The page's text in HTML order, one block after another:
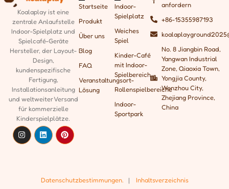
Koalaplay ist eine
zentrale Anlaufstelle
Indoor-Spielplatz und
Spielcafé-Geräte
Hersteller, der Layout-
Design,
kundenspezifische
Fertigung,
Installationsanleitung
und weltweiter Versand
für kommerzielle
Kinderspielplätze.
Startseite
Produkt
Über uns
Blog
FAQ
Veranstaltungsort-
Lösung
Indoor-
Spielplatz
Weiches
Spiel
Kinder-Café
mit Indoor-
Spielbereich
Rollenspielbereiche
Indoor-
Sportpark
anfordern
+86-15355987193
No. 8 Jiangbin Road,
Yangwan Industrial
Zone, Qiaoxia Town,
Yongjia County,
Wenzhou City,
Zhejiang Province,
China
Datenschutzbestimmungen. | Inhaltsverzeichnis